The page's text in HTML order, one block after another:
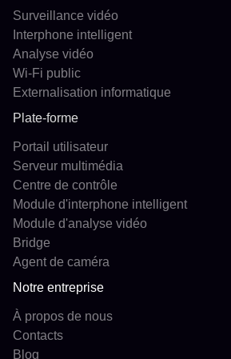
Surveillance vidéo
Interphone intelligent
Analyse vidéo
Wi-Fi public
Externalisation informatique
Plate-forme
Portail utilisateur
Serveur multimédia
Centre de contrôle
Module d'interphone intelligent
Module d'analyse vidéo
Bridge
Agent de caméra
Notre entreprise
À propos de nous
Contacts
Blog